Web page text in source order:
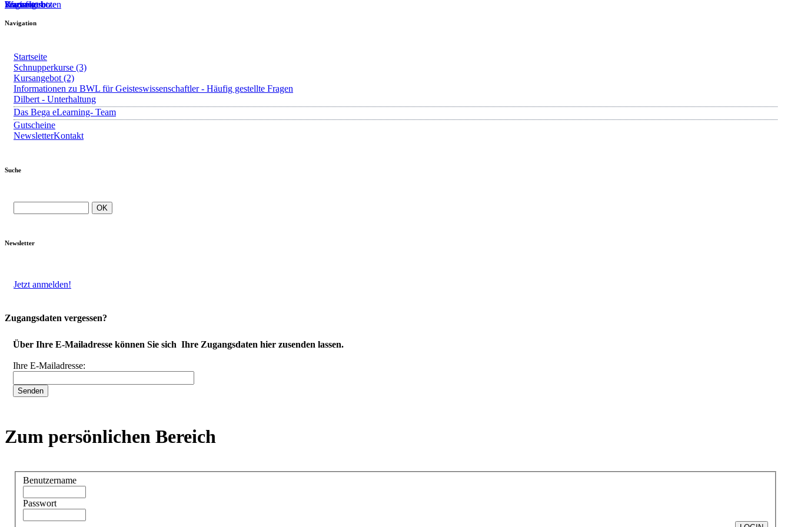
Startseite
Kursangebote
Kurs fortsetzen
Warenkorb
Login
?
Navigation
Startseite
Schnupperkurse (3)
Kursangebot (2)
Informationen zu BWL für Geisteswissenschaftler - Häufig gestellte Fragen
Dilbert - Unterhaltung
Das Bega eLearning- Team
Gutscheine
NewsletterKontakt
Suche
Newsletter
Jetzt anmelden!
Zugangsdaten vergessen?
Über Ihre E-Mailadresse können Sie sich Ihre Zugangsdaten hier zusenden lassen.
Ihre E-Mailadresse:
Zum persönlichen Bereich
Benutzername
Passwort